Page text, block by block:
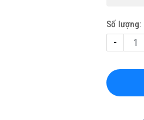
Số lượng:
-